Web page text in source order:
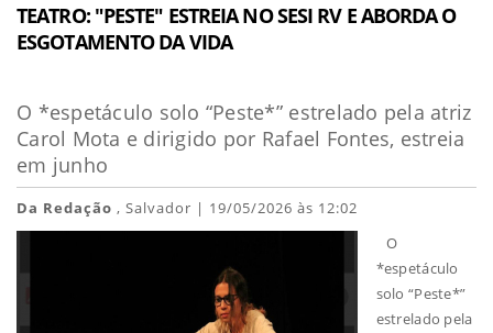
TEATRO: "PESTE" ESTREIA NO SESI RV E ABORDA O
ESGOTAMENTO DA VIDA
O *espetáculo solo “Peste*” estrelado pela atriz
Carol Mota e dirigido por Rafael Fontes, estreia
em junho
Da Redação , Salvador | 19/05/2026 às 12:02
O
*espetáculo
solo “Peste*”
estrelado pela